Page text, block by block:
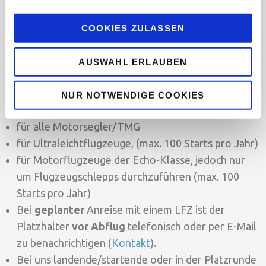
COOKIES ZULASSEN
AUSWAHL ERLAUBEN
NUR NOTWENDIGE COOKIES
Aus der Luft
Unser Flugplatz ist für folgende Flugzeugtypen
zugelassen:
für alle Segelflugzeuge
für alle Motorsegler/TMG
für Ultraleichtflugzeuge, (max. 100 Starts pro Jahr)
für Motorflugzeuge der Echo-Klasse, jedoch nur
um Flugzeugschlepps durchzuführen (max. 100
Starts pro Jahr)
Bei geplanterAnreise mit einem LFZ ist der
Platzhaltervor Abflug telefonisch oder per E-Mail
zu benachrichtigen (Kontakt).
Bei uns landende/startende oder in der Platzrunde